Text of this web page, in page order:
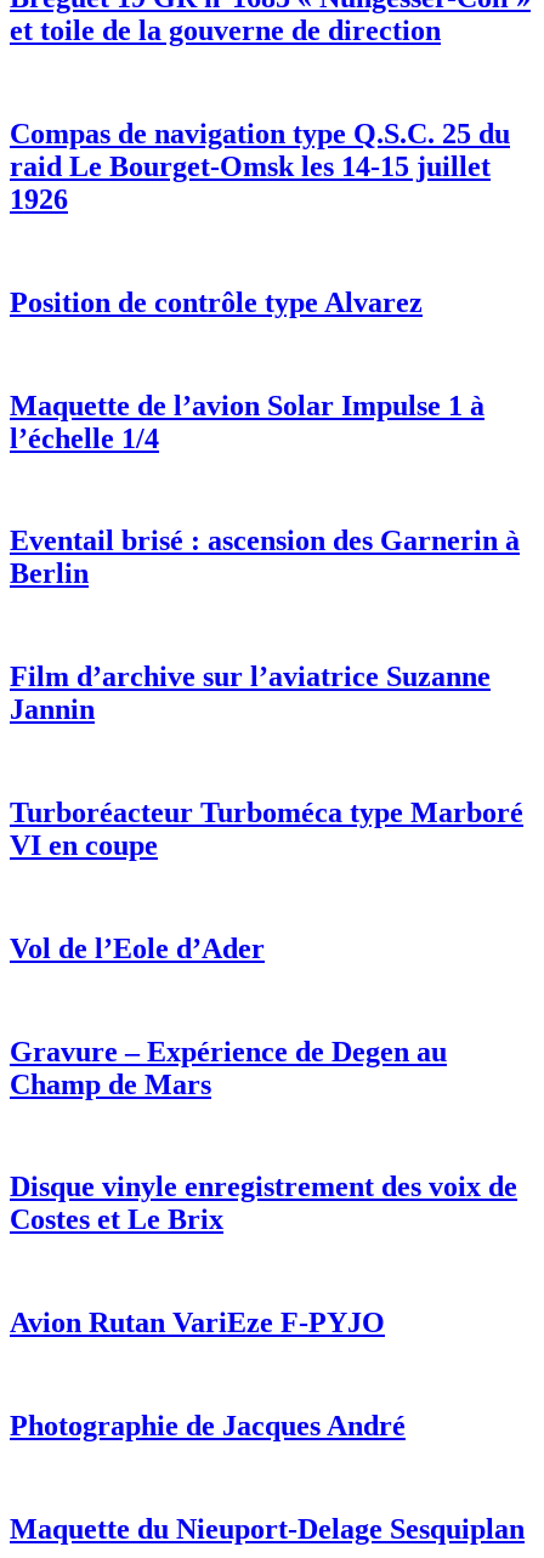
et toile de la gouverne de direction
Compas de navigation type Q.S.C. 25 du
raid Le Bourget-Omsk les 14-15 juillet
1926
Position de contrôle type Alvarez
Maquette de l’avion Solar Impulse 1 à
l’échelle 1/4
Eventail brisé : ascension des Garnerin à
Berlin
Film d’archive sur l’aviatrice Suzanne
Jannin
Turboréacteur Turboméca type Marboré
VI en coupe
Vol de l’Eole d’Ader
Gravure – Expérience de Degen au
Champ de Mars
Disque vinyle enregistrement des voix de
Costes et Le Brix
Avion Rutan VariEze F-PYJO
Photographie de Jacques André
Maquette du Nieuport-Delage Sesquiplan